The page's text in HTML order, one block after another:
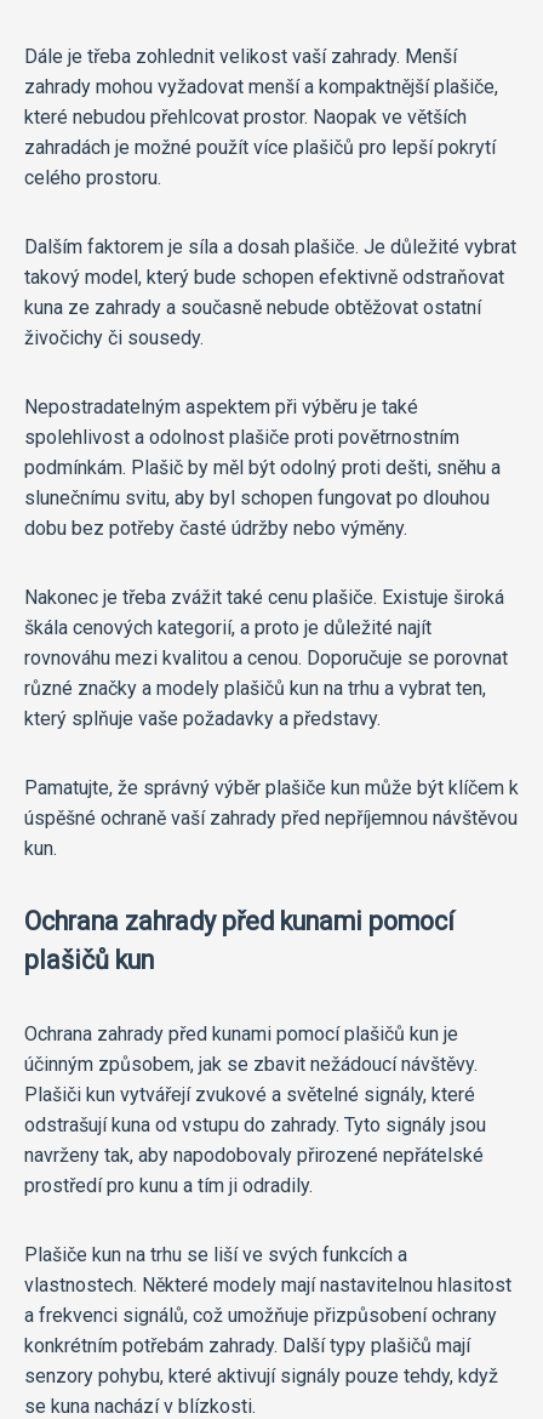
Dále je třeba zohlednit velikost vaší zahrady. Menší
zahrady mohou vyžadovat menší a kompaktnější plašiče,
které nebudou přehlcovat prostor. Naopak ve větších
zahradách je možné použít více plašičů pro lepší pokrytí
celého prostoru.
Dalším faktorem je síla a dosah plašiče. Je důležité vybrat
takový model, který bude schopen efektivně odstraňovat
kuna ze zahrady a současně nebude obtěžovat ostatní
živočichy či sousedy.
Nepostradatelným aspektem při výběru je také
spolehlivost a odolnost plašiče proti povětrnostním
podmínkám. Plašič by měl být odolný proti dešti, sněhu a
slunečnímu svitu, aby byl schopen fungovat po dlouhou
dobu bez potřeby časté údržby nebo výměny.
Nakonec je třeba zvážit také cenu plašiče. Existuje široká
škála cenových kategorií, a proto je důležité najít
rovnováhu mezi kvalitou a cenou. Doporučuje se porovnat
různé značky a modely plašičů kun na trhu a vybrat ten,
který splňuje vaše požadavky a představy.
Pamatujte, že správný výběr plašiče kun může být klíčem k
úspěšné ochraně vaší zahrady před nepříjemnou návštěvou
kun.
Ochrana zahrady před kunami pomocí
plašičů kun
Ochrana zahrady před kunami pomocí plašičů kun je
účinným způsobem, jak se zbavit nežádoucí návštěvy.
Plašiči kun vytvářejí zvukové a světelné signály, které
odstrašují kuna od vstupu do zahrady. Tyto signály jsou
navrženy tak, aby napodobovaly přirozené nepřátelské
prostředí pro kunu a tím ji odradily.
Plašiče kun na trhu se liší ve svých funkcích a
vlastnostech. Některé modely mají nastavitelnou hlasitost
a frekvenci signálů, což umožňuje přizpůsobení ochrany
konkrétním potřebám zahrady. Další typy plašičů mají
senzory pohybu, které aktivují signály pouze tehdy, když
se kuna nachází v blízkosti.